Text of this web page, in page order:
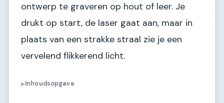
ontwerp te graveren op hout of leer. Je
drukt op start, de laser gaat aan, maar in
plaats van een strakke straal zie je een
vervelend flikkerend licht.
▶Inhoudsopgave